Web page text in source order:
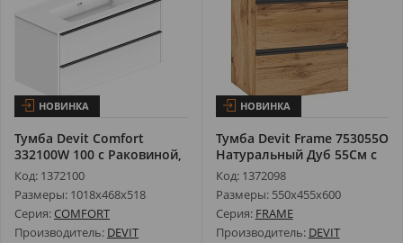
НОВИНКА
Тумба Devit Comfort
332100W 100 с Раковиной,
Белая 1...
Код: 1372100
Размеры: 1018х468х518
Серия: COMFORT
Производитель: DEVIT
НОВИНКА
Тумба Devit Frame 753055O
Натуральный Дуб 55См с
Рак...
Код: 1372098
Размеры: 550х455х600
Серия: FRAME
Производитель: DEVIT